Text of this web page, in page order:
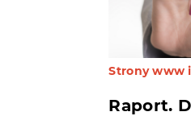
Strony www
Raport.